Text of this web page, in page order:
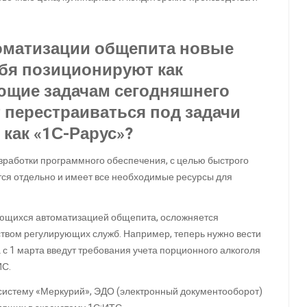
общепита новые
позиционируют как
задачам сегодняшнего
под задачи
«1С-Рарус»?
программного обеспечения, с целью быстрого
отдельно и имеет все необходимые ресурсы для
автоматизацией общепита, осложняется
регулирующих служб. Например, теперь нужно вести
1 марта введут требования учета порционного алкоголя
«Меркурий», ЭДО (электронный документооборот)